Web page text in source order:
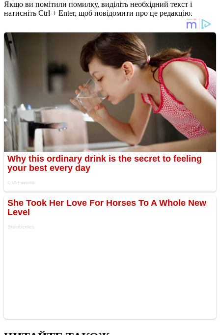
Якщо ви помітили помилку, виділіть необхідний текст і
натисніть Ctrl + Enter, щоб повідомити про це редакцію.